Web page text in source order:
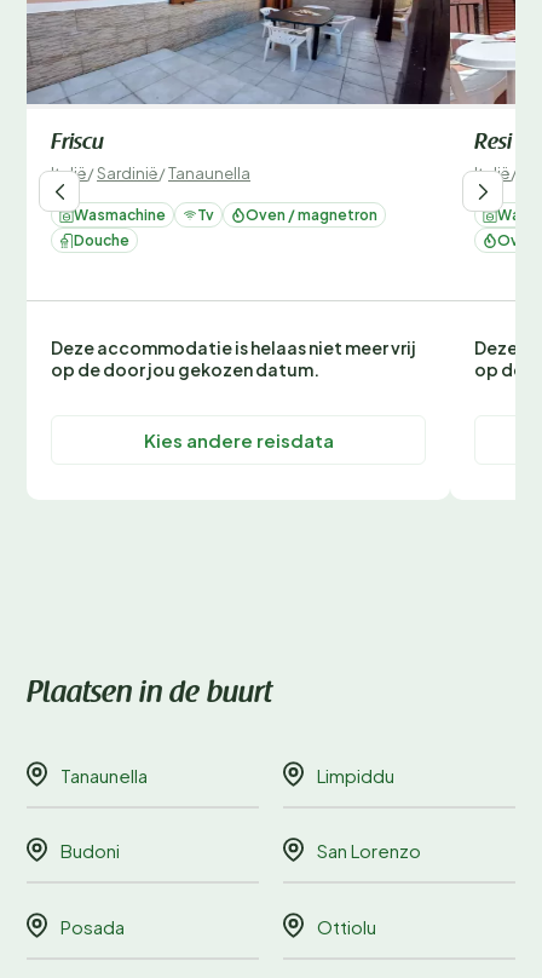
Friscu
Italië/Sardinië/Tanaunella
Wasmachine Tv
Oven / magnetron
Douche
Deze accommodatie is helaas niet meer vrij
op de door jou gekozen datum.
Kies andere reisdata
Resi
Italië/
Oven
Deze
op de
Plaatsen in de buurt
Tanaunella Limpiddu
Budoni San Lorenzo
Posada Ottiolu